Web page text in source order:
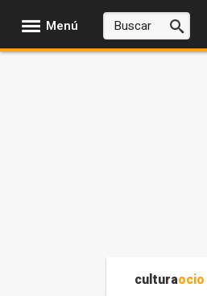
Menú
culturaocio